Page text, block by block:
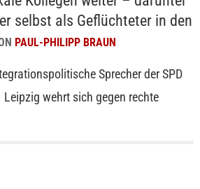
selbst als Geflüchteter in den
PAUL-PHILIPP BRAUN
Sprecher der SPD
Leipzig wehrt sich gegen rechte